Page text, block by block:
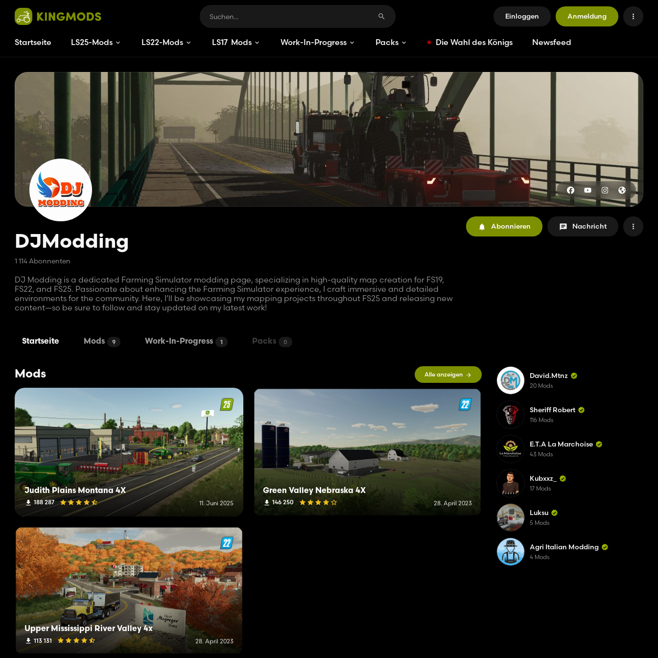
Einloggen Anmeldung
Startseite LS25-Mods LS22-Mods LS17 Mods Work-In-Progress Packs Die Wahl des Königs Newsfeed
DJModding
1 114 Abonnenten
DJ Modding is a dedicated Farming Simulator modding page, specializing in high-quality map creation for FS19,
FS22, and FS25. Passionate about enhancing the Farming Simulator experience, I craft immersive and detailed
environments for the community. Here, I’ll be showcasing my mapping projects throughout FS25 and releasing new
content—so be sure to follow and stay updated on my latest work!
Abonnieren Nachricht
Startseite Mods 9 Work-In-Progress 1 Packs 0
Mods Alle anzeigen
Judith Plains Montana 4X
188 287 11. Juni 2025
Green Valley Nebraska 4X
146 250 28. April 2023
Upper Mississippi River Valley 4x
113 131 28. April 2023
David.Mtnz
20 Mods
Sheriff Robert
116 Mods
E.T.A La Marchoise
43 Mods
Kubxxz_
17 Mods
Luksu
5 Mods
Agri Italian Modding
4 Mods